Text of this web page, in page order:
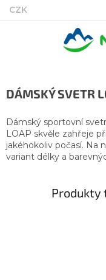
Přejít
CZK
DÁMSKÝ SVETR
Dámský sportovní
LOAP skvěle zahřeje
jakéhokoliv počasí. Na
variant délky a
Produkty